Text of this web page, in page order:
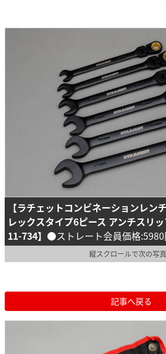
【ラチェットコンビネーションレン
レックスタイプ6ピース アンチスリ
11-734】 ●ストレート会員価格:5980
縦スクロールで次の写
記事へ戻る